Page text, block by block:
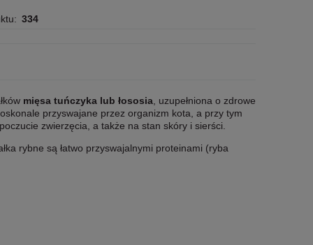
334
mięsa tuńczyka lub łososia , uzupełniona o zdrowe
przyswajane przez organizm kota, a przy tym
zwierzęcia, a także na stan skóry i sierści.
rybne są łatwo przyswajalnymi proteinami (ryba